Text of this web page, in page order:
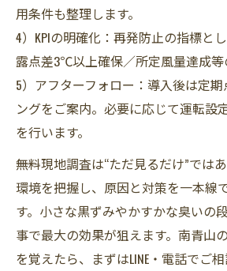
用条件も整理します。
4）KPIの明確化：再発防止の指標と
露点差3℃以上確保／所定風量達成等
5）アフターフォロー：導入後は定
ングをご案内。必要に応じて運転設
を行います。
――無料現地調査は“ただ見るだけ”では
環境を把握し、原因と対策を一本線
す。小さな黒ずみやかすかな臭いの
事で最大の効果が狙えます。南青山
を覚えたら、まずはLINE・電話でご